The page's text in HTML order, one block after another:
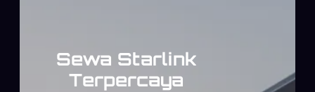
Sewa Starlink
Terpercaya